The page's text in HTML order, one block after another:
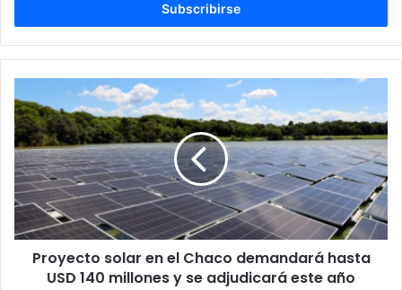
i
b
u
c
o
r
r
e
o
e
Proyecto solar en el Chaco demandará hasta
USD 140 millones y se adjudicará este año